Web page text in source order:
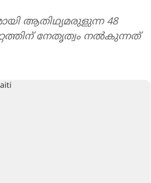
ആതിഥ്യമരുളുന്ന 48
നേതൃത്വം നൽകുന്നത്